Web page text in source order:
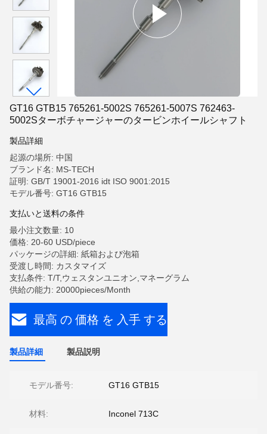
GT16 GTB15 765261-5002S 765261-5007S 762463-
5002Sターボチャージャーのタービンホイールシャフト
製品詳細
起源の場所: 中国
ブランド名: MS-TECH
証明: GB/T 19001-2016 idt ISO 9001:2015
モデル番号: GT16 GTB15
支払いと送料の条件
最小注文数量: 10
価格: 20-60 USD/piece
パッケージの詳細: 紙箱および泡箱
受渡し時間: カスタマイズ
支払条件: T/T,ウェスタンユニオン,マネーグラム
供給の能力: 20000pieces/Month
最高 の 価格 を 入手 する
製品詳細 製品説明
モデル番号: GT16 GTB15
材料: Inconel 713C